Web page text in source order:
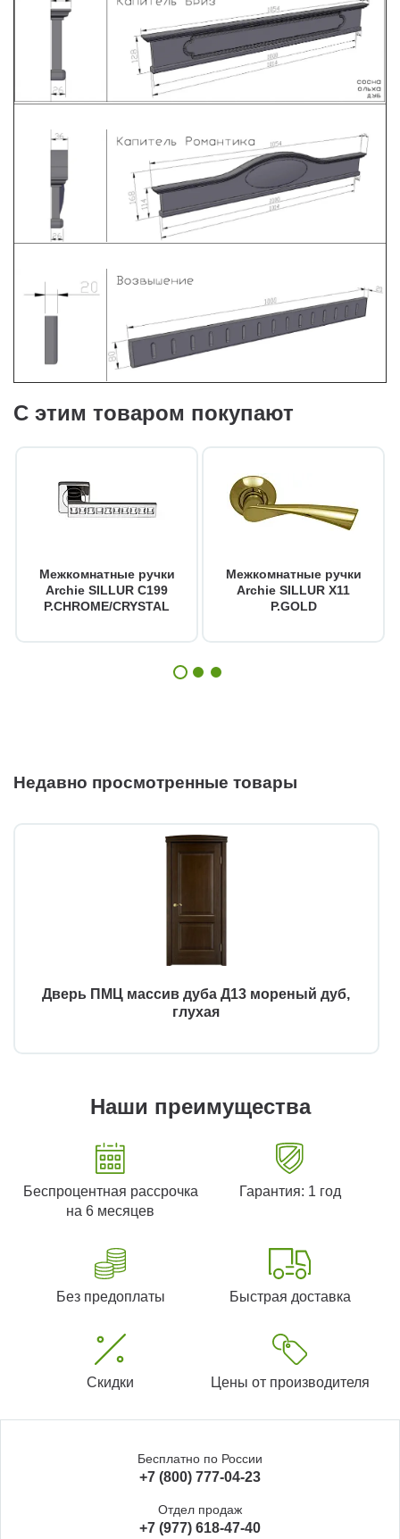
С этим товаром покупают
Межкомнатные ручки
Archie SILLUR C199
P.CHROME/CRYSTAL
Межкомнатные ручки
Archie SILLUR X11
P.GOLD
Недавно просмотренные товары
Дверь ПМЦ массив дуба Д13 мореный дуб,
глухая
Наши преимущества
Беспроцентная рассрочка
на 6 месяцев
Гарантия: 1 год
Без предоплаты Быстрая доставка
Скидки Цены от производителя
Бесплатно по России
+7 (800) 777-04-23
Отдел продаж
+7 (977) 618-47-40